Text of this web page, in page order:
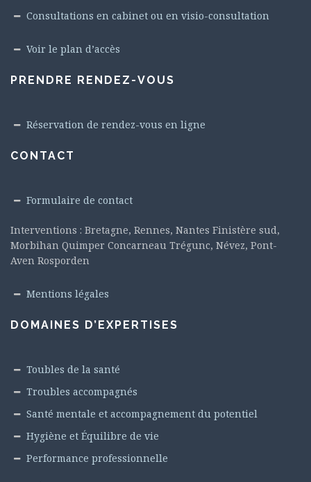
Consultations en cabinet ou en visio-consultation
Voir le plan d’accès
PRENDRE RENDEZ-VOUS
Réservation de rendez-vous en ligne
CONTACT
Formulaire de contact
Interventions : Bretagne, Rennes, Nantes Finistère sud,
Morbihan Quimper Concarneau Trégunc, Névez, Pont-
Aven Rosporden
Mentions légales
DOMAINES D’EXPERTISES
Toubles de la santé
Troubles accompagnés
Santé mentale et accompagnement du potentiel
Hygiène et Équilibre de vie
Performance professionnelle